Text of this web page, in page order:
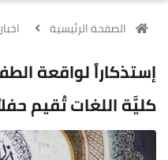
الصفحة الرئيسية اخبار
إستذكاراً لواقعة
كليَّة اللغات تُقيم